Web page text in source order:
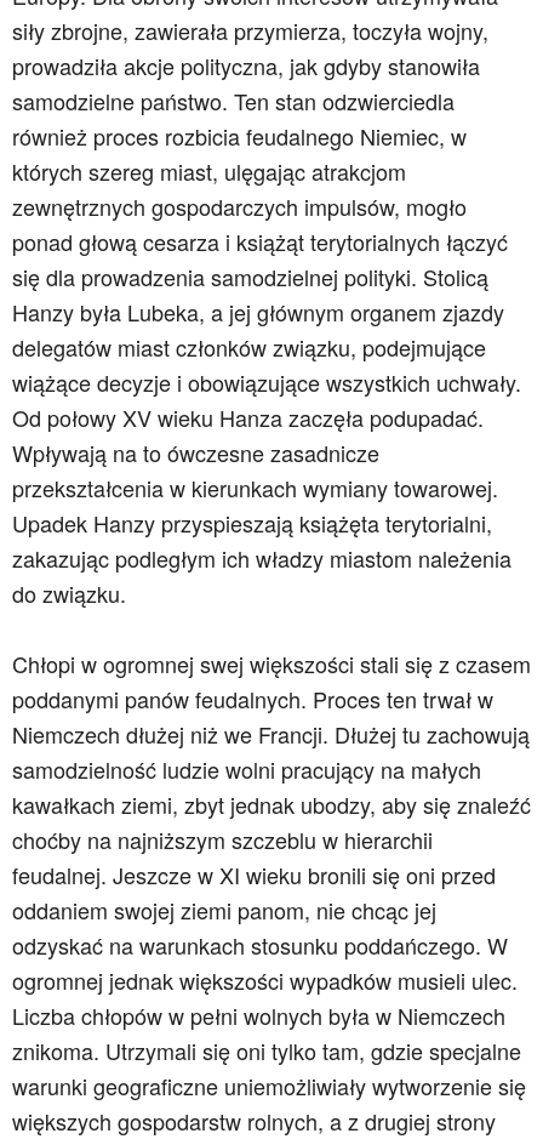
siły zbrojne, zawierała przymierza, toczyła wojny,
prowadziła akcje polityczna, jak gdyby stanowiła
samodzielne państwo. Ten stan odzwierciedla
również proces rozbicia feudalnego Niemiec, w
których szereg miast, ulęgając atrakcjom
zewnętrznych gospodarczych impulsów, mogło
ponad głową cesarza i książąt terytorialnych łączyć
się dla prowadzenia samodzielnej polityki. Stolicą
Hanzy była Lubeka, a jej głównym organem zjazdy
delegatów miast członków związku, podejmujące
wiążące decyzje i obowiązujące wszystkich uchwały.
Od połowy XV wieku Hanza zaczęła podupadać.
Wpływają na to ówczesne zasadnicze
przekształcenia w kierunkach wymiany towarowej.
Upadek Hanzy przyspieszają książęta terytorialni,
zakazując podległym ich władzy miastom należenia
do związku.
Chłopi w ogromnej swej większości stali się z czasem
poddanymi panów feudalnych. Proces ten trwał w
Niemczech dłużej niż we Francji. Dłużej tu zachowują
samodzielność ludzie wolni pracujący na małych
kawałkach ziemi, zbyt jednak ubodzy, aby się znaleźć
choćby na najniższym szczeblu w hierarchii
feudalnej. Jeszcze w XI wieku bronili się oni przed
oddaniem swojej ziemi panom, nie chcąc jej
odzyskać na warunkach stosunku poddańczego. W
ogromnej jednak większości wypadków musieli ulec.
Liczba chłopów w pełni wolnych była w Niemczech
znikoma. Utrzymali się oni tylko tam, gdzie specjalne
warunki geograficzne uniemożliwiały wytworzenie się
większych gospodarstw rolnych, a z drugiej strony